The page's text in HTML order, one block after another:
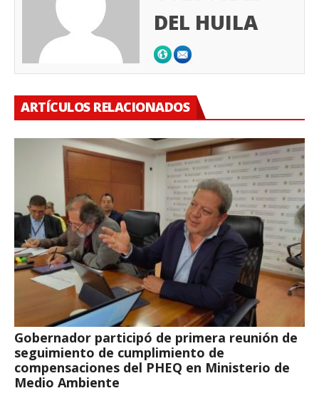
DEL HUILA
ARTÍCULOS RELACIONADOS
Gobernador participó de primera reunión de
seguimiento de cumplimiento de
compensaciones del PHEQ en Ministerio de
Medio Ambiente